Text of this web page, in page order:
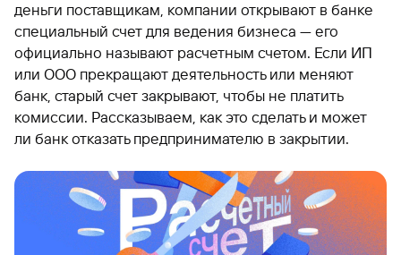
деньги поставщикам, компании открывают в банке
специальный счет для ведения бизнеса — его
официально называют расчетным счетом. Если ИП
или ООО прекращают деятельность или меняют
банк, старый счет закрывают, чтобы не платить
комиссии. Рассказываем, как это сделать и может
ли банк отказать предпринимателю в закрытии.